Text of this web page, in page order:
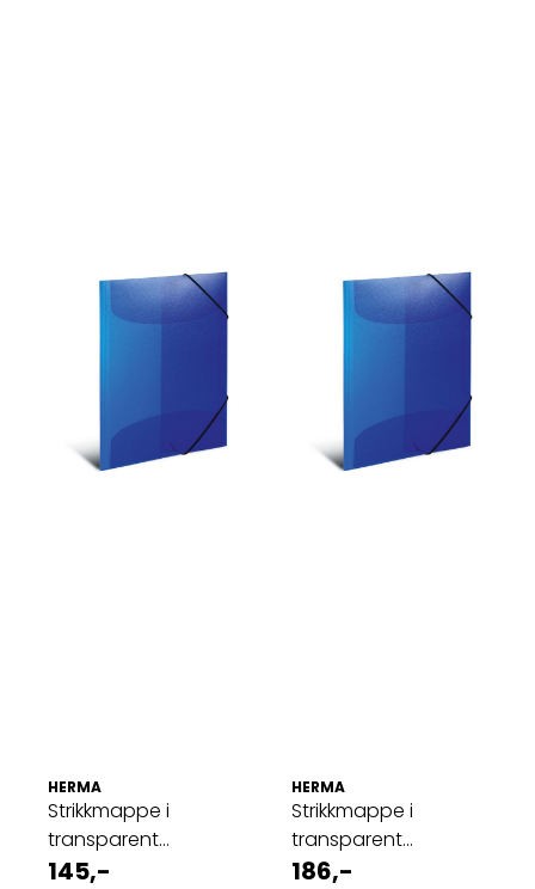
HERMA
Strikkmappe i
transparent
plastmateriale A4, ...
145,-
HERMA
Strikkmappe i
transparent
plastmateriale A3, ...
186,-